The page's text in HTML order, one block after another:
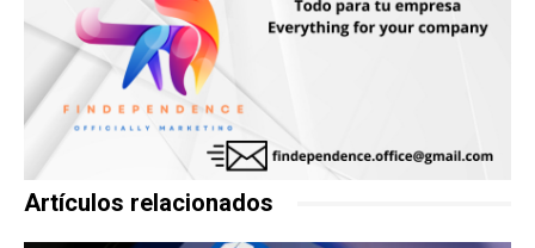
Artículos relacionados